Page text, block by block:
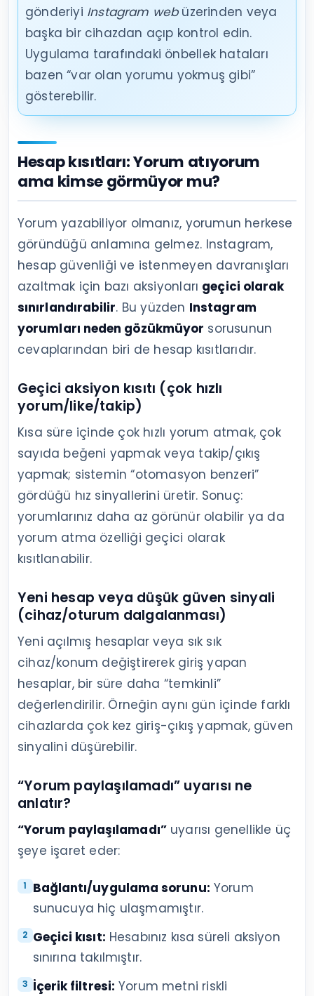
gönderiyi Instagram webüzerinden veya
başka bir cihazdan açıp kontrol edin.
Uygulama tarafındaki önbellek hataları
bazen “var olan yorumu yokmuş gibi”
gösterebilir.
Hesap kısıtları: Yorum atıyorum
ama kimse görmüyor mu?
Yorum yazabiliyor olmanız, yorumun herkese
göründüğü anlamına gelmez. Instagram,
hesap güvenliği ve istenmeyen davranışları
azaltmak için bazı aksiyonları geçici olarak
sınırlandırabilir. Bu yüzden Instagram
yorumları neden gözükmüyor sorusunun
cevaplarından biri de hesap kısıtlarıdır.
Geçici aksiyon kısıtı (çok hızlı
yorum/like/takip)
Kısa süre içinde çok hızlı yorum atmak, çok
sayıda beğeni yapmak veya takip/çıkış
yapmak; sistemin “otomasyon benzeri”
gördüğü hız sinyallerini üretir. Sonuç:
yorumlarınız daha az görünür olabilir ya da
yorum atma özelliği geçici olarak
kısıtlanabilir.
Yeni hesap veya düşük güven sinyali
(cihaz/oturum dalgalanması)
Yeni açılmış hesaplar veya sık sık
cihaz/konum değiştirerek giriş yapan
hesaplar, bir süre daha “temkinli”
değerlendirilir. Örneğin aynı gün içinde farklı
cihazlarda çok kez giriş-çıkış yapmak, güven
sinyalini düşürebilir.
“Yorum paylaşılamadı” uyarısı ne
anlatır?
“Yorum paylaşılamadı”uyarısı genellikle üç
şeye işaret eder:
Bağlantı/uygulama sorunu: Yorum
sunucuya hiç ulaşmamıştır.
Geçici kısıt: Hesabınız kısa süreli aksiyon
sınırına takılmıştır.
İçerik filtresi: Yorum metni riskli